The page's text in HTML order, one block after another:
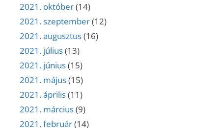
2021. október(14)
2021. szeptember(12)
2021. augusztus(16)
2021. július(13)
2021. június(15)
2021. május(15)
2021. április(11)
2021. március(9)
2021. február(14)